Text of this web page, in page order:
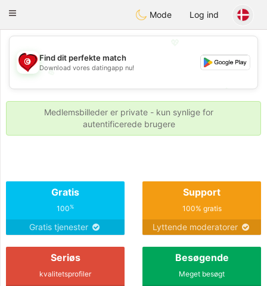
Tunisia Dating
Toggle
Mode Log ind
💖
💕
💕
Find dit perfekte match
Download vores datingapp nu!
Medlemsbilleder er private - kun synlige for
autentificerede brugere
Gratis
100%
Gratis tjenester
Support
100% gratis
Lyttende moderatorer
Seriøs
kvalitetsprofiler
Besøgende
Meget besøgt